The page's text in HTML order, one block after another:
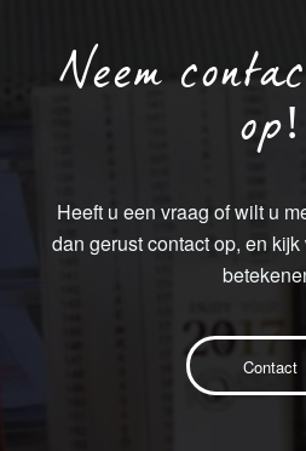
Neem
op!
Heeft u een vraag of wilt u
dan gerust contact op, en
Contact